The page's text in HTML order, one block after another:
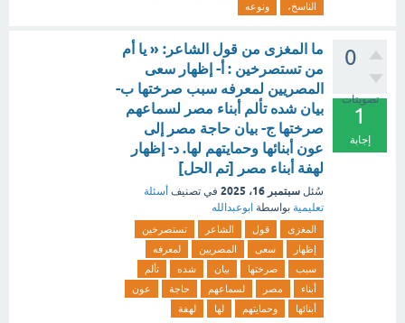
الناسخ،
ونوعه
0
تصويتات
1
إجابة
ما المغزى من قول الشاعر: « يا أم
من تستصرخين : أ- إظهار سعى
المصريين لمعرفه سبب صرختها ب-
بيان شده تألم أبناء مصر لسماعهم
صرختها ج- بيان حاجة مصر إلى
عون أبنائها وحمايتهم لها. د- إظهار
لهفة أبناء مصر [تم الحل]
سُئل سبتمبر 16، 2025 في تصنيف أسئلة
تعليمية بواسطة ابوعبدالله
المغزى قول الشاعر
تستصرخين
إظهار
سعى المصريين
لمعرفه
سبب
صرختها بيان شده
تألم
أبناء
مصر لسماعهم حاجة
عون
أبنائها
وحمايتهم لها لهفة